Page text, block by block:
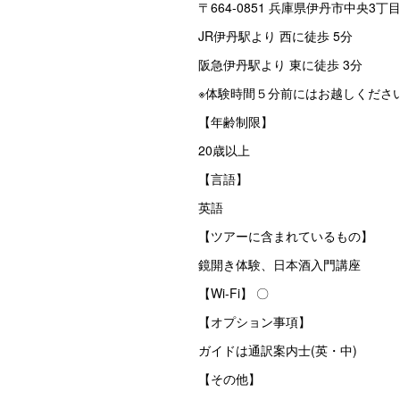
〒664-0851 兵庫県伊丹市中央3丁
JR伊丹駅より 西に徒歩 5分
阪急伊丹駅より 東に徒歩 3分
※体験時間５分前にはお越しください
【年齢制限】
20歳以上
【言語】
英語
【ツアーに含まれているもの】
鏡開き体験、日本酒入門講座
【Wi-Fi】 〇
【オプション事項】
ガイドは通訳案内士(英・中)
【その他】